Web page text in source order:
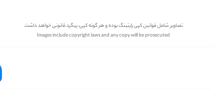
تصاویر شامل قوانین کپی رایتینگ بوده و هر گونه کپی، پیگرد قانونی خواهد داشت.
Images include copyright laws and any copy will be prosecuted